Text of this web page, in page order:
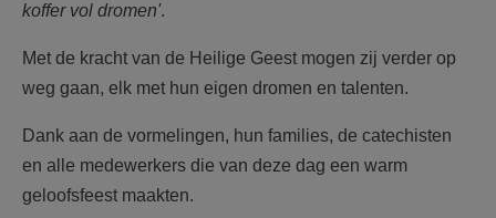
koffer vol dromen'.
Met de kracht van de Heilige Geest mogen zij verder op
weg gaan, elk met hun eigen dromen en talenten.
Dank aan de vormelingen, hun families, de catechisten
en alle medewerkers die van deze dag een warm
geloofsfeest maakten.